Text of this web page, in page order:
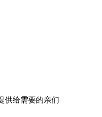
供给需要的亲们